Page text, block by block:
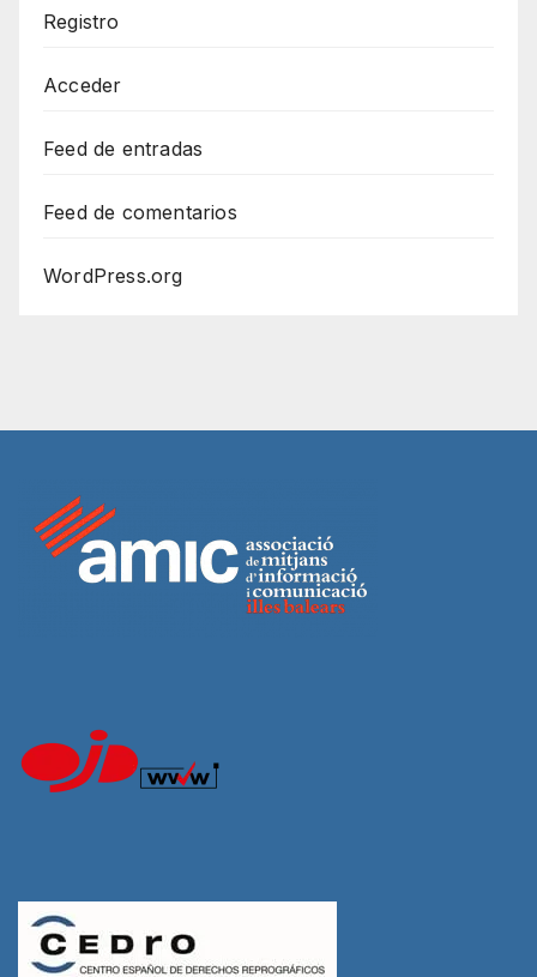
Registro
Acceder
Feed de entradas
Feed de comentarios
WordPress.org